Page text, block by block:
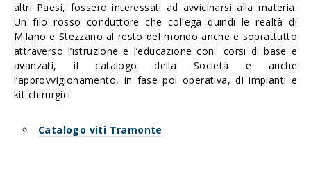
altri Paesi, fossero interessati ad avvicinarsi alla materia.
Un filo rosso conduttore che collega quindi le realtà di
Milano e Stezzano al resto del mondo anche e soprattutto
attraverso l’istruzione e l’educazione con corsi di base e
avanzati, il catalogo della Società e anche
l’approvvigionamento, in fase poi operativa, di impianti e
kit chirurgici.
Catalogo viti Tramonte